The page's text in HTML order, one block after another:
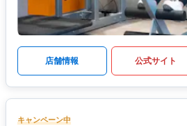
店舗情報 公式サイト
キャンペーン中